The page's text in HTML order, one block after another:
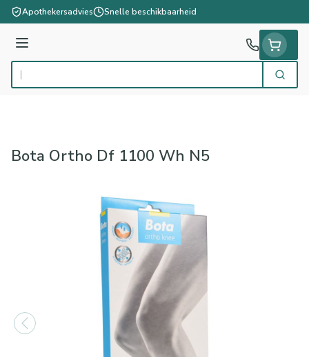
Ga naar de inhoud
Apothekersadvies Snelle beschikbaarheid
Menu
Product, merk, categorie... Zoek
Bota Ortho Df 1100 Wh N5